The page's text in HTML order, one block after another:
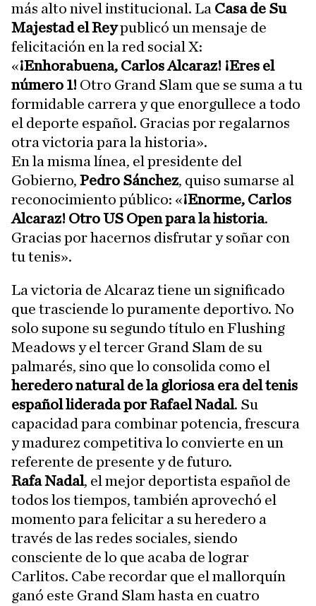
más alto nivel institucional. La Casa de Su
Majestad el Reypublicó un mensaje de
felicitación en la red social X:
«¡Enhorabuena, Carlos Alcaraz! ¡Eres el
número 1! Otro Grand Slam que se suma a tu
formidable carrera y que enorgullece a todo
el deporte español. Gracias por regalarnos
otra victoria para la historia».
En la misma línea, el presidente del
Gobierno, Pedro Sánchez, quiso sumarse al
reconocimiento público: «¡Enorme, Carlos
Alcaraz! Otro US Open para la historia.
Gracias por hacernos disfrutar y soñar con
tu tenis».
La victoria de Alcaraz tiene un significado
que trasciende lo puramente deportivo. No
solo supone su segundo título en Flushing
Meadows y el tercer Grand Slam de su
palmarés, sino que lo consolida como el
heredero natural de la gloriosa era del tenis
español liderada por Rafael Nadal. Su
capacidad para combinar potencia, frescura
y madurez competitiva lo convierte en un
referente de presente y de futuro.
Rafa Nadal, el mejor deportista español de
todos los tiempos, también aprovechó el
momento para felicitar a su heredero a
través de las redes sociales, siendo
consciente de lo que acaba de lograr
Carlitos. Cabe recordar que el mallorquín
ganó este Grand Slam hasta en cuatro